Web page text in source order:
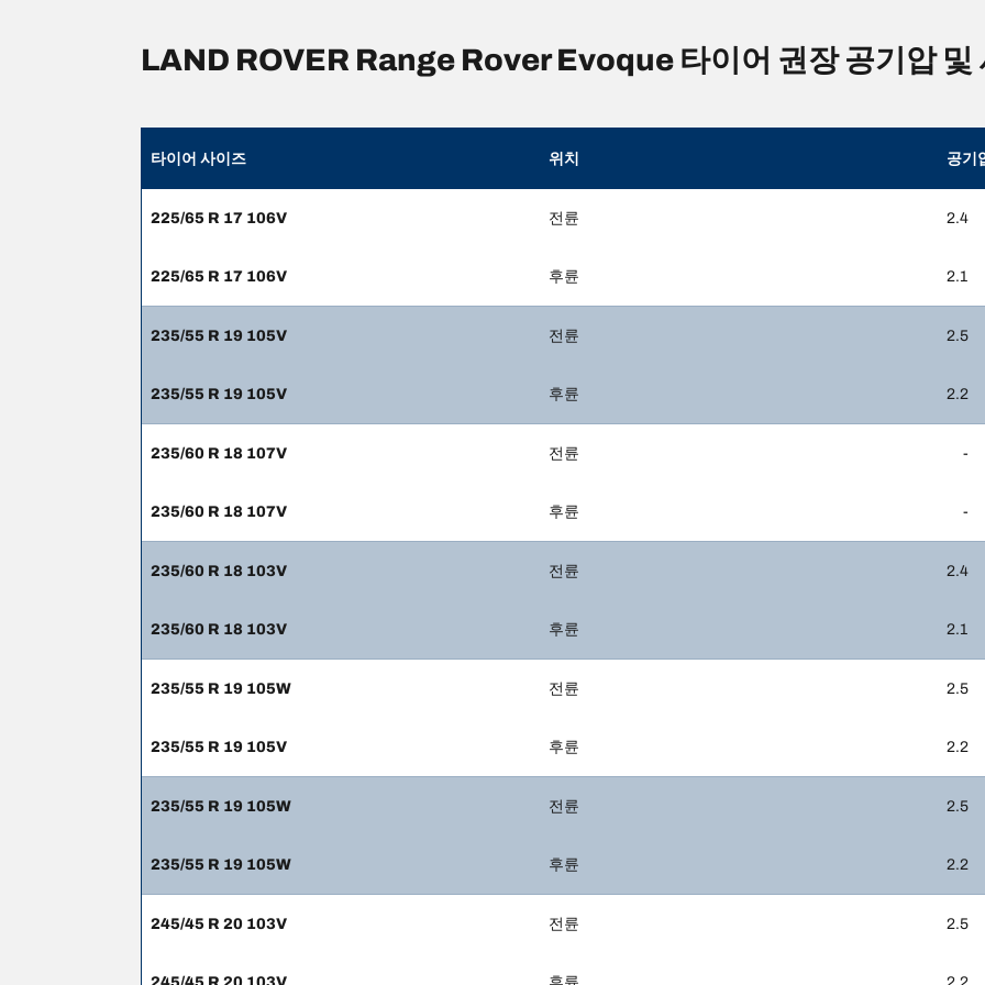
LAND ROVER Range Rover Evoque 타이어 권장 공기압 및
타이어 사이즈 위치 공기
225/65 R 17 106V 전륜 2.4
225/65 R 17 106V 후륜 2.1
235/55 R 19 105V 전륜 2.5
235/55 R 19 105V 후륜 2.2
235/60 R 18 107V 전륜 -
235/60 R 18 107V 후륜 -
235/60 R 18 103V 전륜 2.4
235/60 R 18 103V 후륜 2.1
235/55 R 19 105W 전륜 2.5
235/55 R 19 105V 후륜 2.2
235/55 R 19 105W 전륜 2.5
235/55 R 19 105W 후륜 2.2
245/45 R 20 103V 전륜 2.5